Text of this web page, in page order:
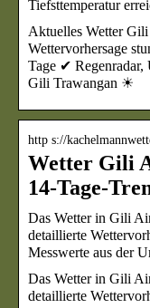
Tiefsttemperatur
Aktuelles Wetter
Wettervorhersage
Tage ✔ Regenradar,
Gili Trawangan ☀
http s://
Wetter Gili
14-Tage-
Das Wetter in Gili
detaillierte
Messwerte aus der
Das Wetter in Gili
detaillierte